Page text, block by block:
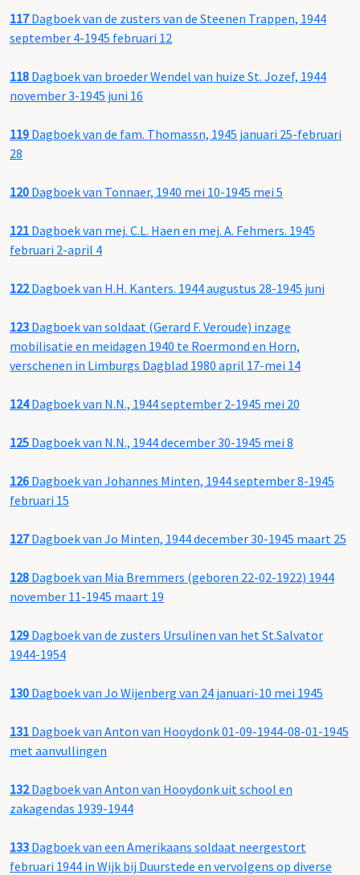
117Dagboek van de zusters van de Steenen Trappen, 1944
september 4-1945 februari 12
118 Dagboek van broeder Wendel van huize St. Jozef, 1944
november 3-1945 juni 16
119 Dagboek van de fam. Thomassn, 1945 januari 25-februari
28
120 Dagboek van Tonnaer, 1940 mei 10-1945 mei 5
121 Dagboek van mej. C.L. Haen en mej. A. Fehmers. 1945
februari 2-april 4
122Dagboek van H.H. Kanters. 1944 augustus 28-1945 juni
123 Dagboek van soldaat (Gerard F. Veroude) inzage
mobilisatie en meidagen 1940 te Roermond en Horn,
verschenen in Limburgs Dagblad 1980 april 17-mei 14
124Dagboek van N.N., 1944 september 2-1945 mei 20
125 Dagboek van N.N., 1944 december 30-1945 mei 8
126 Dagboek van Johannes Minten, 1944 september 8-1945
februari 15
127Dagboek van Jo Minten, 1944 december 30-1945 maart 25
128 Dagboek van Mia Bremmers (geboren 22-02-1922) 1944
november 11-1945 maart 19
129 Dagboek van de zusters Ursulinen van het St.Salvator
1944-1954
130 Dagboek van Jo Wijenberg van 24 januari-10 mei 1945
131 Dagboek van Anton van Hooydonk 01-09-1944-08-01-1945
met aanvullingen
132Dagboek van Anton van Hooydonk uit school en
zakagendas 1939-1944
133 Dagboek van een Amerikaans soldaat neergestort
februari 1944 in Wijk bij Duurstede en vervolgens op diverse